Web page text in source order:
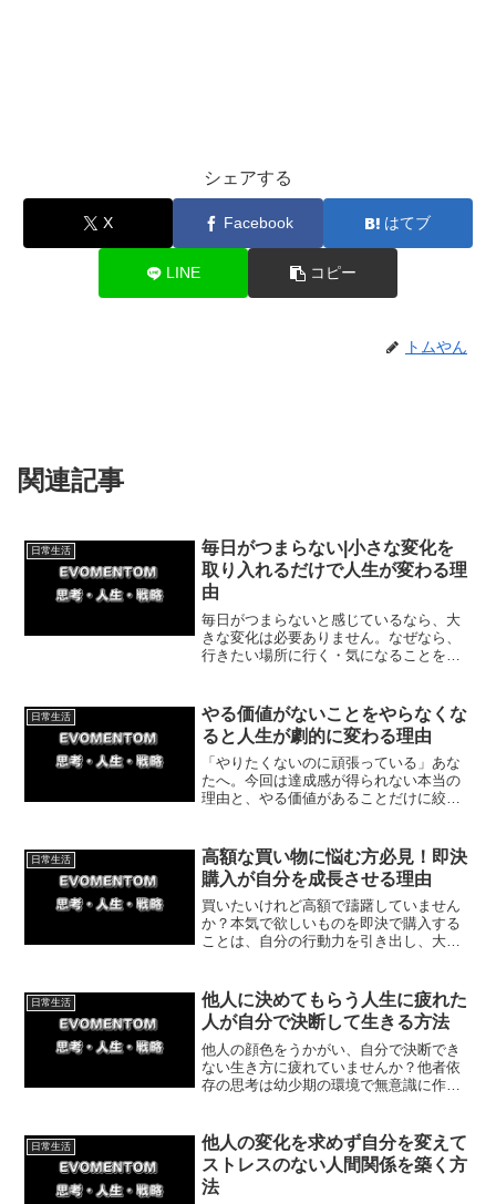
シェアする
X Facebook はてブ
LINE コピー
トムやん
関連記事
日常生活
毎日がつまらない|小さな変化を
取り入れるだけで人生が変わる理
由
毎日がつまらないと感じているなら、大
きな変化は必要ありません。なぜなら、
行きたい場所に行く・気になることを試
きる具体的な方法を紹介してします。
日常生活
やる価値がないことをやらなくな
ると人生が劇的に変わる理由
「やりたくないのに頑張っている」あな
たへ。今回は達成感が得られない本当の
理由と、やる価値があることだけに絞る
て嫌になっている日々を終わらせてみま
せんか。
日常生活
高額な買い物に悩む方必見！即決
購入が自分を成長させる理由
買いたいけれど高額で躊躇していません
か？本気で欲しいものを即決で購入する
ことは、自分の行動力を引き出し、大き
決断力を磨いて一歩踏み出す具体的なス
テップを解説します。
日常生活
他人に決めてもらう人生に疲れた
人が自分で決断して生きる方法
他人の顔色をうかがい、自分で決断でき
ない生き方に疲れていませんか？他者依
存の思考は幼少期の環境で無意識に作ら
生を取り戻せる理由について紹介してい
きます。
日常生活
他人の変化を求めず自分を変えて
ストレスのない人間関係を築く方
法